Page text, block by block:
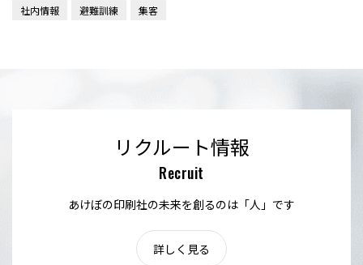
社内情報 避難訓練 集客
リクルート情報
Recruit
あけぼの印刷社の未来を創るのは「人」です
詳しく見る